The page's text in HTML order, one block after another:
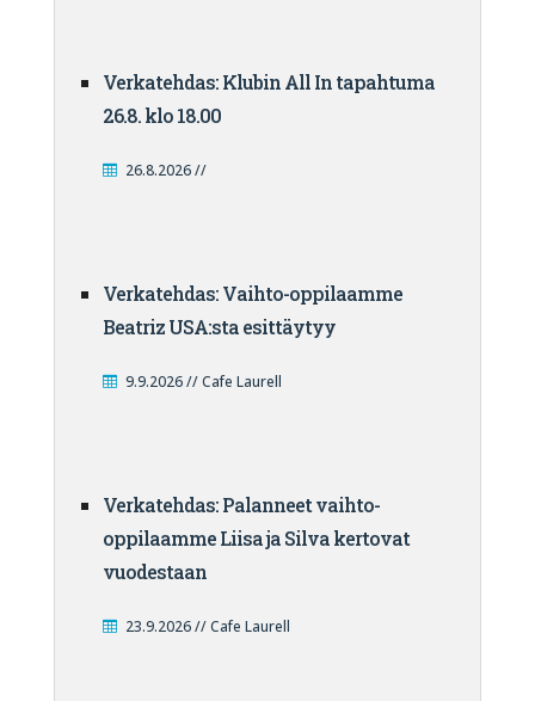
Verkatehdas: Klubin All In tapahtuma
26.8. klo 18.00
26.8.2026 //
Verkatehdas: Vaihto-oppilaamme
Beatriz USA:sta esittäytyy
9.9.2026 // Cafe Laurell
Verkatehdas: Palanneet vaihto-
oppilaamme Liisa ja Silva kertovat
vuodestaan
23.9.2026 // Cafe Laurell